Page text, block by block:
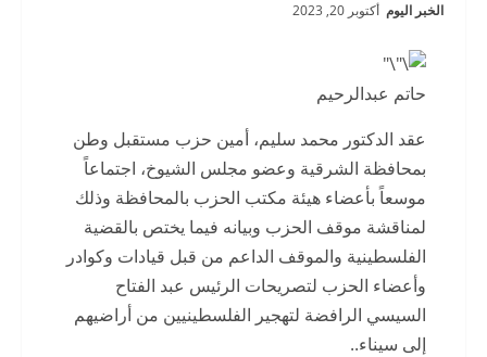
الخبر اليوم أكتوبر 20, 2023
حاتم عبدالرحيم
عقد الدكتور محمد سليم، أمين حزب مستقبل وطن
بمحافظة الشرقية وعضو مجلس الشيوخ، اجتماعاً
موسعاً بأعضاء هيئة مكتب الحزب بالمحافظة وذلك
لمناقشة موقف الحزب وبيانه فيما يختص بالقضية
الفلسطينية والموقف الداعم من قبل قيادات وكوادر
وأعضاء الحزب لتصريحات الرئيس عبد الفتاح
السيسي الرافضة لتهجير الفلسطينيين من أراضيهم
إلى سيناء..